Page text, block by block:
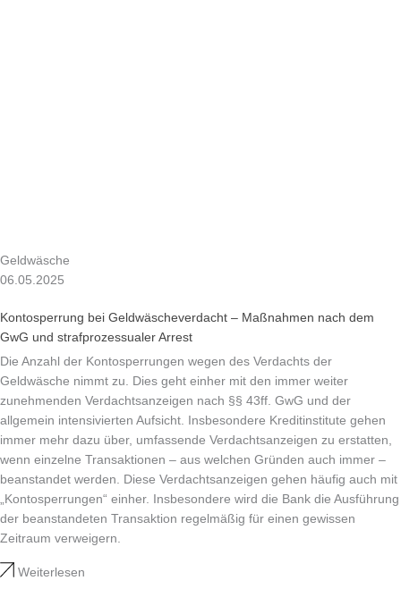
Geldwäsche
06.05.2025
Kontosperrung bei Geldwäscheverdacht – Maßnahmen nach dem
GwG und strafprozessualer Arrest
Die Anzahl der Kontosperrungen wegen des Verdachts der
Geldwäsche nimmt zu. Dies geht einher mit den immer weiter
zunehmenden Verdachtsanzeigen nach §§ 43ff. GwG und der
allgemein intensivierten Aufsicht. Insbesondere Kreditinstitute gehen
immer mehr dazu über, umfassende Verdachtsanzeigen zu erstatten,
wenn einzelne Transaktionen – aus welchen Gründen auch immer –
beanstandet werden. Diese Verdachtsanzeigen gehen häufig auch mit
„Kontosperrungen“ einher. Insbesondere wird die Bank die Ausführung
der beanstandeten Transaktion regelmäßig für einen gewissen
Zeitraum verweigern.
Weiterlesen